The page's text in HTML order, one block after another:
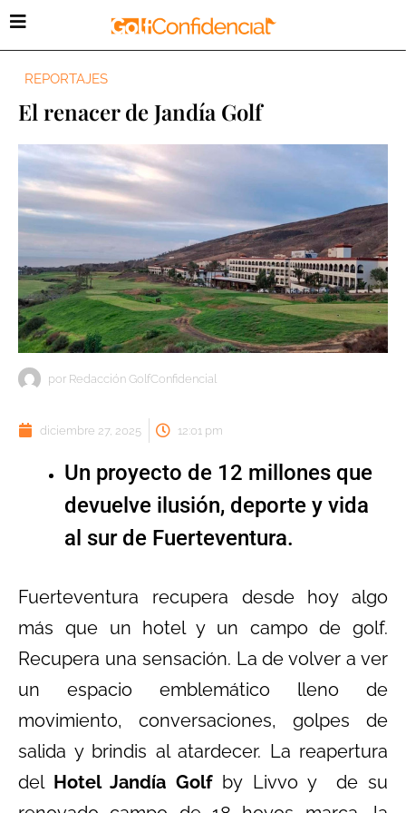
REPORTAJES
El renacer de Jandía Golf
por Redacción GolfConfidencial
diciembre 27, 2025 12:01 pm
Un proyecto de 12 millones que
devuelve ilusión, deporte y vida
al sur de Fuerteventura.
Fuerteventura recupera desde hoy algo
más que un hotel y un campo de golf.
Recupera una sensación. La de volver a ver
un espacio emblemático lleno de
movimiento, conversaciones, golpes de
salida y brindis al atardecer. La reapertura
del Hotel Jandía Golfby Livvo y de su